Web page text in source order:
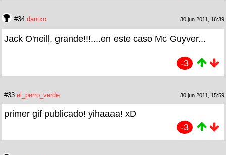
#34 dantxo 30 jun 2011, 16:39
Jack O'neill, grande!!!....en este caso Mc Guyver...
-3
#33 el_perro_verde 30 jun 2011, 15:59
primer gif publicado! yihaaaa! xD
-3